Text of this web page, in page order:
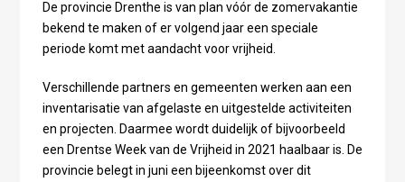
De provincie Drenthe is van plan vóór de zomervakantie
bekend te maken of er volgend jaar een speciale
periode komt met aandacht voor vrijheid.
Verschillende partners en gemeenten werken aan een
inventarisatie van afgelaste en uitgestelde activiteiten
en projecten. Daarmee wordt duidelijk of bijvoorbeeld
een Drentse Week van de Vrijheid in 2021 haalbaar is. De
provincie belegt in juni een bijeenkomst over dit